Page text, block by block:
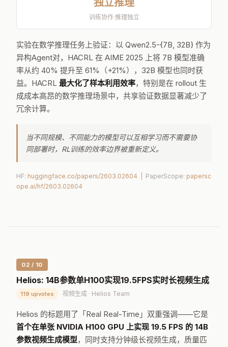
独立推理
训练协作·推理独立
实验在数学推理任务上验证：以 Qwen2.5-{7B, 32B} 作为
异构Agent对，HACRL 在 AIME 2025 上将 7B 模型准确
率从约 40% 提升至 61%（+21%），32B 模型也同时获
益。HACRL 最大化了样本利用效率，特别是在 rollout 生
成成本高昂的数学推理场景中，共享验证数据显著减少了
冗余计算。
当不同规模、不同能力的模型可以互相学习而不需要协
同部署时，RL训练的效率边界被重新定义。
HF: huggingface.co/papers/2603.02604 | PaperScope: papersc
ope.ai/hf/2603.02604
02 / 10
Helios: 14B参数单H100实现19.5FPS实时长视频生成
119 upvotes 视频生成 · Helios Team
Helios 的标题用了「Real Real-Time」双重强调——它是
首个在单张 NVIDIA H100 GPU 上实现 19.5 FPS 的 14B
参数视频生成模型，同时支持分钟级长视频生成，质量匹